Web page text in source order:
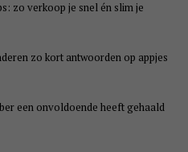
zo verkoop je snel én slim je
zo kort antwoorden op appjes
een onvoldoende heeft gehaald